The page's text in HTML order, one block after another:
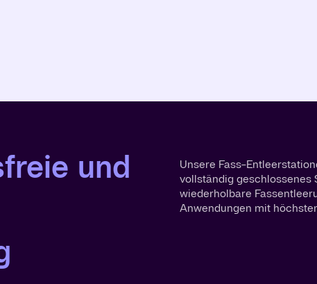
und
Unsere Fass-
vollständig geschlossenes
wiederholbare
Anwendungen mit